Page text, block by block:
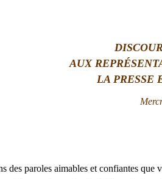
AUX
LA PRESSE
des paroles aimables et confiantes